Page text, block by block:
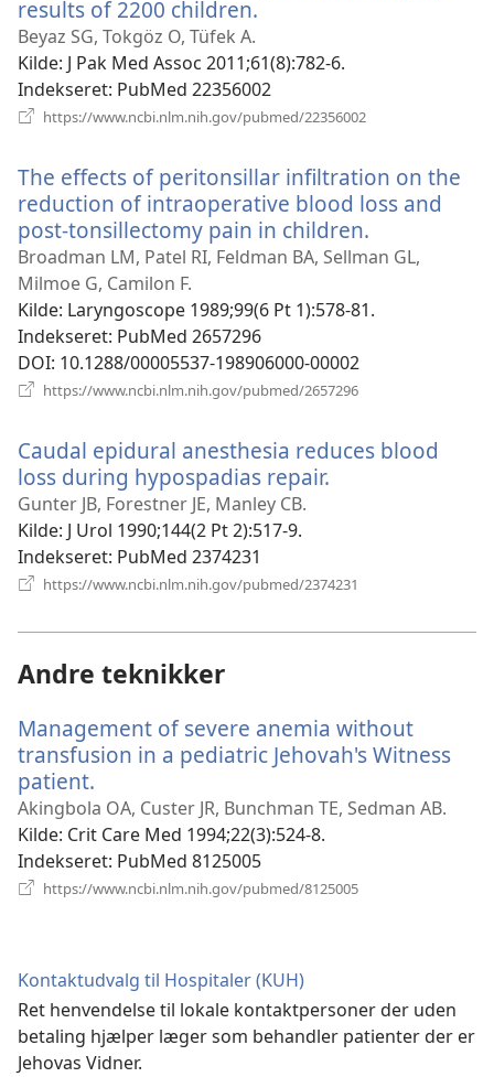
results of 2200 children.
vindue)
Beyaz SG, Tokgöz O, Tüfek A.
Kilde‎: J Pak Med Assoc 2011;61(8):782-6.
Indekseret‎: PubMed 22356002
https://www.ncbi.nlm.nih.gov/pubmed/22356002
The effects of peritonsillar infiltration on the
reduction of intraoperative blood loss and
post-tonsillectomy pain in children.
nyt
Broadman LM, Patel RI, Feldman BA, Sellman GL,
Milmoe G, Camilon F.
Kilde‎: Laryngoscope 1989;99(6 Pt 1):578-81.
Indekseret‎: PubMed 2657296
DOI‎: 10.1288/00005537-198906000-00002
https://www.ncbi.nlm.nih.gov/pubmed/2657296
Caudal epidural anesthesia reduces blood
loss during hypospadias repair.
Gunter JB, Forestner JE, Manley CB.
Kilde‎: J Urol 1990;144(2 Pt 2):517-9.
Indekseret‎: PubMed 2374231
https://www.ncbi.nlm.nih.gov/pubmed/2374231
Andre teknikker
Management of severe anemia without
transfusion in a pediatric Jehovah's Witness
patient.
nyt
vindue)
Akingbola OA, Custer JR, Bunchman TE, Sedman AB.
Kilde‎: Crit Care Med 1994;22(3):524-8.
Indekseret‎: PubMed 8125005
https://www.ncbi.nlm.nih.gov/pubmed/8125005
Kontaktudvalg til Hospitaler (KUH)
Ret henvendelse til lokale kontaktpersoner der uden
betaling hjælper læger som behandler patienter der er
Jehovas Vidner.